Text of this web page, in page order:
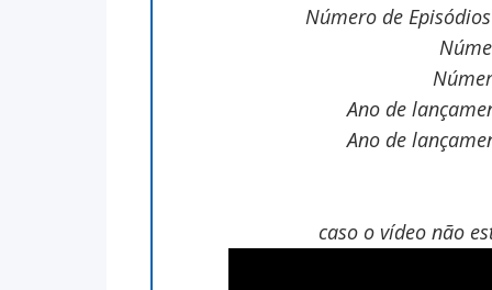
Número de
Ano de
Ano de
caso o vídeo não